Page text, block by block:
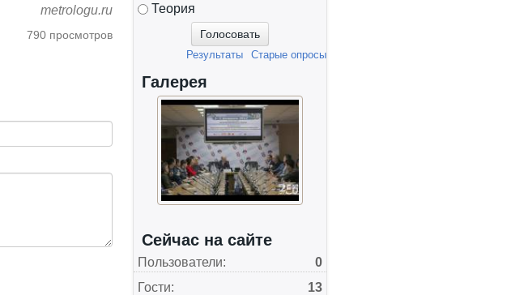
metrologu.ru
790 просмотров
Теория
Старые опросы
Результаты
Галерея
Сейчас на сайте
Пользователи:
0
Гости:
13